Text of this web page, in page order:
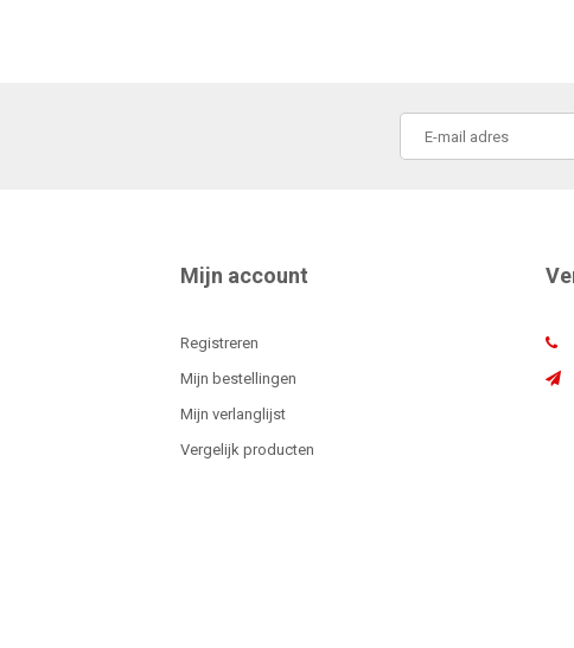
Mijn account
Registreren
Mijn bestellingen
Mijn verlanglijst
Vergelijk producten